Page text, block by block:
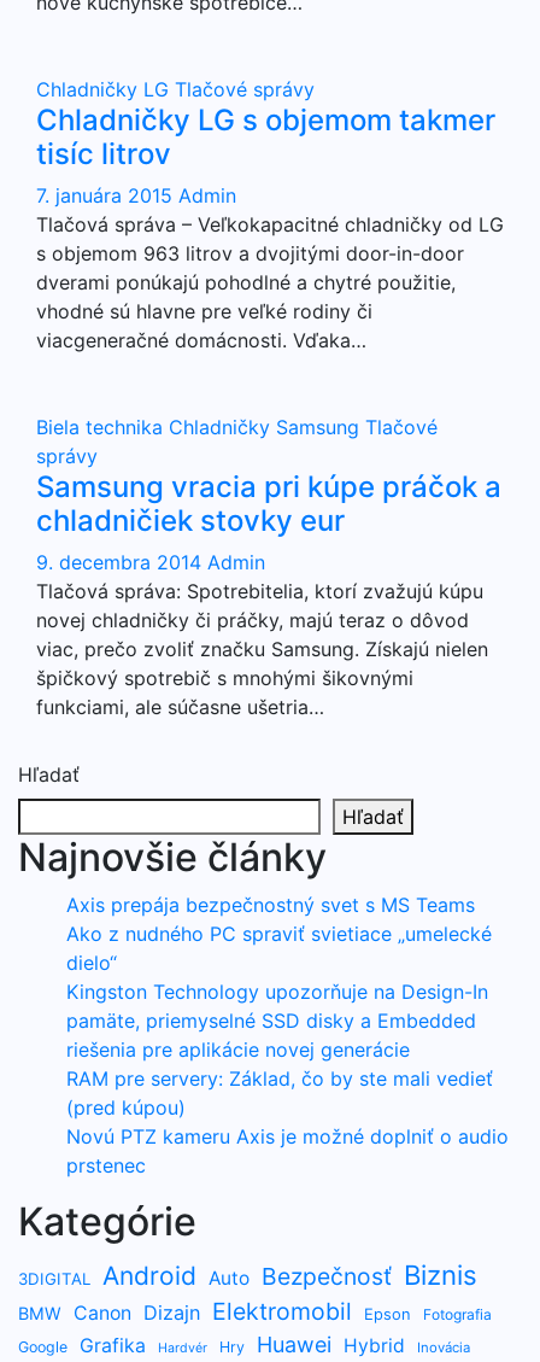
Chladničky LG Tlačové správy
Chladničky LG s objemom takmer
tisíc litrov
7. januára 2015 Admin
Tlačová správa – Veľkokapacitné chladničky od LG
s objemom 963 litrov a dvojitými door-in-door
dverami ponúkajú pohodlné a chytré použitie,
vhodné sú hlavne pre veľké rodiny či
viacgeneračné domácnosti. Vďaka…
Biela technika Chladničky Samsung Tlačové
správy
Samsung vracia pri kúpe práčok a
chladničiek stovky eur
9. decembra 2014 Admin
Tlačová správa: Spotrebitelia, ktorí zvažujú kúpu
novej chladničky či práčky, majú teraz o dôvod
viac, prečo zvoliť značku Samsung. Získajú nielen
špičkový spotrebič s mnohými šikovnými
funkciami, ale súčasne ušetria…
Hľadať
Hľadať
Najnovšie články
Axis prepája bezpečnostný svet s MS Teams
Ako z nudného PC spraviť svietiace „umelecké
dielo“
Kingston Technology upozorňuje na Design-In
pamäte, priemyselné SSD disky a Embedded
riešenia pre aplikácie novej generácie
RAM pre servery: Základ, čo by ste mali vedieť
(pred kúpou)
Novú PTZ kameru Axis je možné doplniť o audio
prstenec
Kategórie
3DIGITAL Android Auto Bezpečnosť Biznis
BMW Canon Dizajn Elektromobil Epson
Fotografia
Google
Grafika Hardvér Hry Huawei Hybrid Inovácia